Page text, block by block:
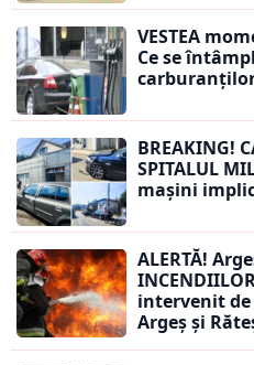
VESTEA
Ce se
BREAKING!
SPITALUL
mașini
ALERTĂ!
intervenit de
Argeș și